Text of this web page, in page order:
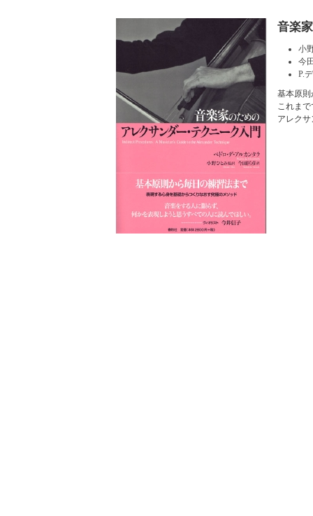
音楽
小
今
P.
基本原
これま
アレク